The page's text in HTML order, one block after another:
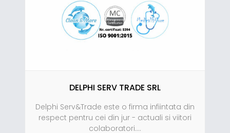
DELPHI SERV TRADE SRL
Delphi Serv&Trade este o firma infiintata din
respect pentru cei din jur - actuali si viitori
colaboratori....